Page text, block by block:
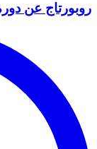
روبورتاج عن